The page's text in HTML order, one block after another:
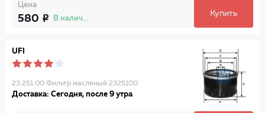
Цена
580 В наличии
Купить
UFI
23.251.00 Фильтр масляный 2325100
Доставка: Сегодня, после 9 утра